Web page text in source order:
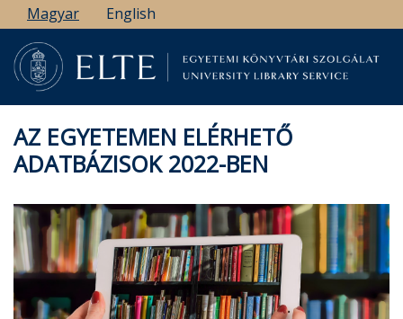
Ugrás
a
tartalomra
Magyar English
AZ EGYETEMEN ELÉRHETŐ
ADATBÁZISOK 2022-BEN